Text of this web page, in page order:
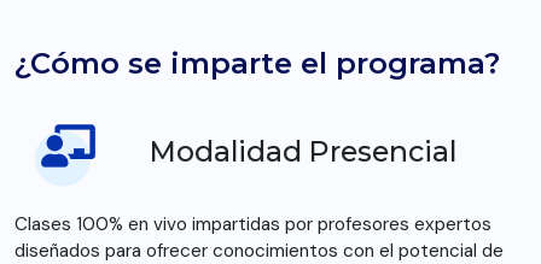
¿Cómo se imparte el programa?
Modalidad Presencial
Clases 100% en vivo impartidas por profesores expertos
diseñados para ofrecer conocimientos con el potencial de